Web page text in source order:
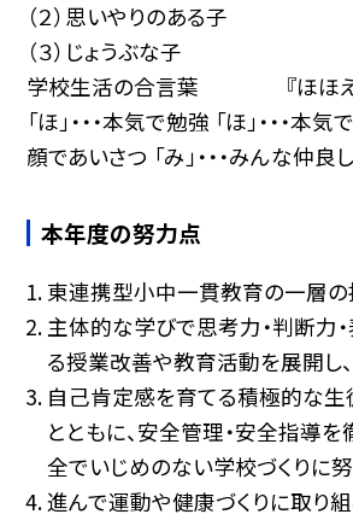
（２）思いやりのある子
（３）じょうぶな子
学校生活の合言葉 『ほほえ
「ほ」・・・本気で勉強 「ほ」・・・本気
顔であいさつ 「み」・・・みんな仲良し
本年度の努力点
東連携型小中一貫教育の一層の
主体的な学びで思考力・判断力
る授業改善や教育活動を展開し
自己肯定感を育てる積極的な生
とともに、安全管理・安全指導を
全でいじめのない学校づくりに努
進んで運動や健康づくりに取り